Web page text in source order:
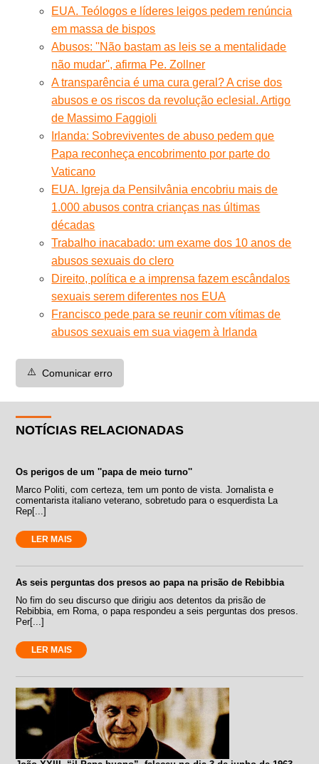
EUA. Teólogos e líderes leigos pedem renúncia
em massa de bispos
Abusos: ''Não bastam as leis se a mentalidade
não mudar'', afirma Pe. Zollner
A transparência é uma cura geral? A crise dos
abusos e os riscos da revolução eclesial. Artigo
de Massimo Faggioli
Irlanda: Sobreviventes de abuso pedem que
Papa reconheça encobrimento por parte do
Vaticano
EUA. Igreja da Pensilvânia encobriu mais de
1.000 abusos contra crianças nas últimas
décadas
Trabalho inacabado: um exame dos 10 anos de
abusos sexuais do clero
Direito, política e a imprensa fazem escândalos
sexuais serem diferentes nos EUA
Francisco pede para se reunir com vítimas de
abusos sexuais em sua viagem à Irlanda
⚠️ Comunicar erro
NOTÍCIAS RELACIONADAS
Os perigos de um ''papa de meio turno''
Marco Politi, com certeza, tem um ponto de vista. Jornalista e
comentarista italiano veterano, sobretudo para o esquerdista La
Rep[...]
LER MAIS
As seis perguntas dos presos ao papa na prisão de Rebibbia
No fim do seu discurso que dirigiu aos detentos da prisão de
Rebibbia, em Roma, o papa respondeu a seis perguntas dos presos.
Per[...]
LER MAIS